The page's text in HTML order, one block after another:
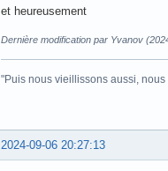
et heureusement
Dernière modification par Yvanov
"Puis nous vieillissons aussi,
2024-09-06 20:27:13